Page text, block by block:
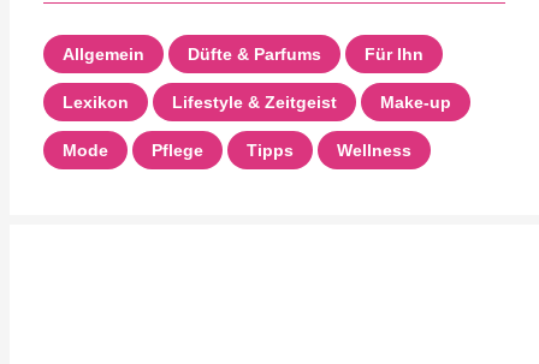
Allgemein Düfte & Parfums Für Ihn
Lexikon Lifestyle & Zeitgeist Make-up
Mode Pflege Tipps Wellness